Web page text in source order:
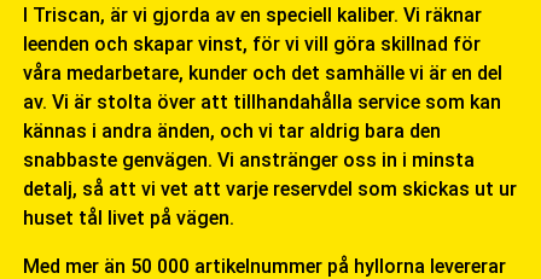
I Triscan, är vi gjorda av en speciell kaliber. Vi räknar
leenden och skapar vinst, för vi vill göra skillnad för
våra medarbetare, kunder och det samhälle vi är en del
av. Vi är stolta över att tillhandahålla service som kan
kännas i andra änden, och vi tar aldrig bara den
snabbaste genvägen. Vi anstränger oss in i minsta
detalj, så att vi vet att varje reservdel som skickas ut ur
huset tål livet på vägen.
Med mer än 50 000 artikelnummer på hyllorna levererar